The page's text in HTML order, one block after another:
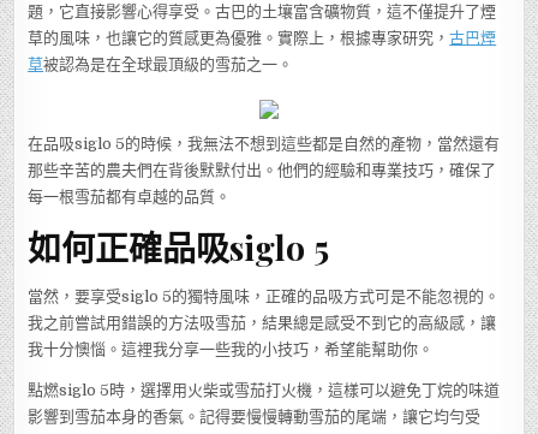
題，它直接影響心得享受。古巴的土壤富含礦物質，這不僅提升了煙
草的風味，也讓它的質感更為優雅。實際上，根據專家研究，古巴煙
草被認為是在全球最頂級的雪茄之一。
在品吸siglo 5的時候，我無法不想到這些都是自然的產物，當然還有
那些辛苦的農夫們在背後默默付出。他們的經驗和專業技巧，確保了
每一根雪茄都有卓越的品質。
如何正確品吸siglo 5
當然，要享受siglo 5的獨特風味，正確的品吸方式可是不能忽視的。
我之前嘗試用錯誤的方法吸雪茄，結果總是感受不到它的高級感，讓
我十分懊惱。這裡我分享一些我的小技巧，希望能幫助你。
點燃siglo 5時，選擇用火柴或雪茄打火機，這樣可以避免丁烷的味道
影響到雪茄本身的香氣。記得要慢慢轉動雪茄的尾端，讓它均勻受